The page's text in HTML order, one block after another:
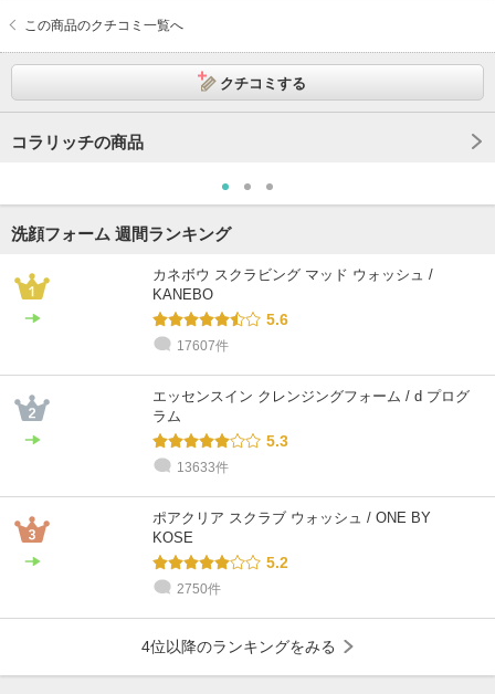
この商品のクチコミ一覧へ
クチコミする
コラリッチの商品
洗顔フォーム 週間ランキング
カネボウ スクラビング マッド ウォッシュ /
KANEBO
5.6
17607件
エッセンスイン クレンジングフォーム / d プログ
ラム
5.3
13633件
ポアクリア スクラブ ウォッシュ / ONE BY
KOSE
5.2
2750件
4位以降のランキングをみる